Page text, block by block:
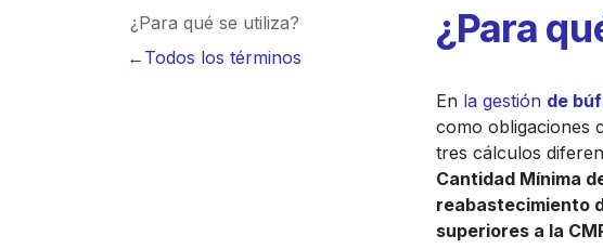
¿Para qué se utiliza?
←Todos los términos
¿Para
En la gestión de
como obligaciones
tres cálculos
Cantidad Mínima
reabastecimiento
superiores a la